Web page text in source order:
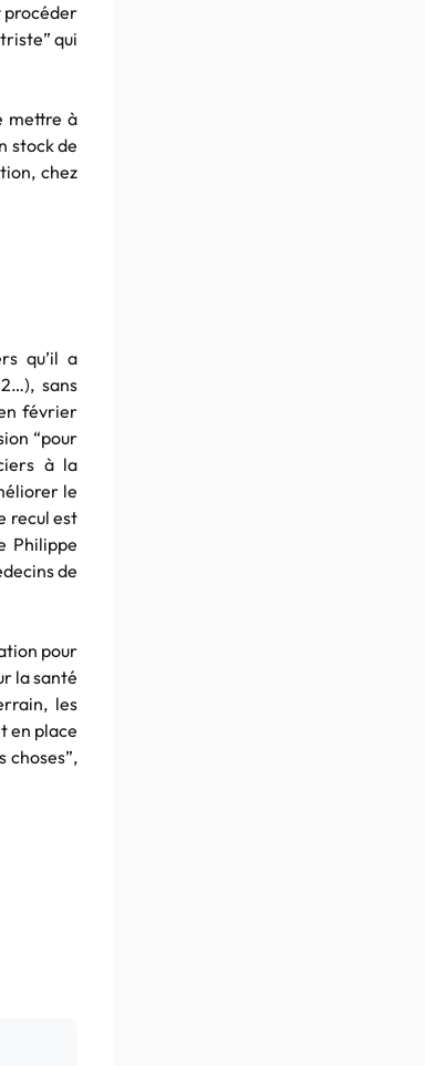
procéder
qui
mettre à
stock de
chez
qu’il a
sans
février
“pour
à la
le
recul est
Philippe
de
pour
la santé
les
en place
choses”,